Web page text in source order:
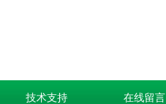
技术支持 在线留言